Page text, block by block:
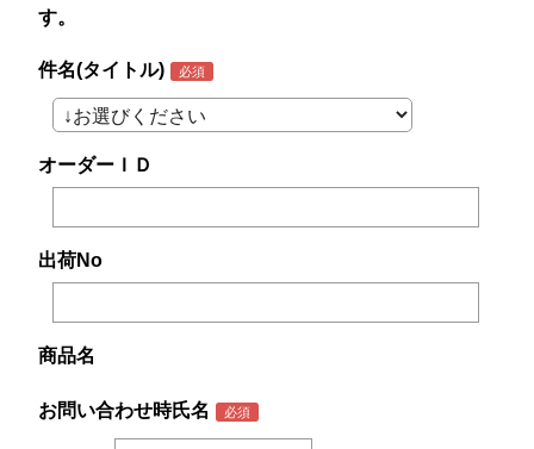
す。
件名(タイトル)
オーダーＩＤ
出荷No
商品名
お問い合わせ時氏名